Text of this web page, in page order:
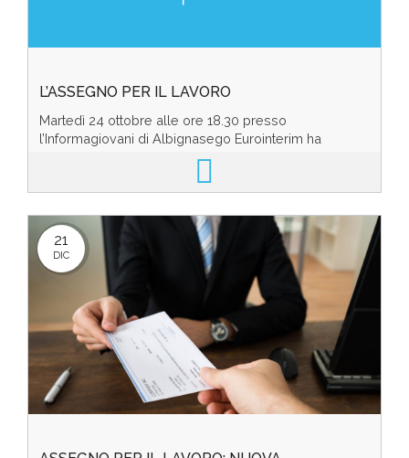
L’ASSEGNO PER IL LAVORO
Martedì 24 ottobre alle ore 18.30 presso
l’Informagiovani di Albignasego Eurointerim ha
organizza il Meeting “L’Assegno per il Lavoro:
21
DIC